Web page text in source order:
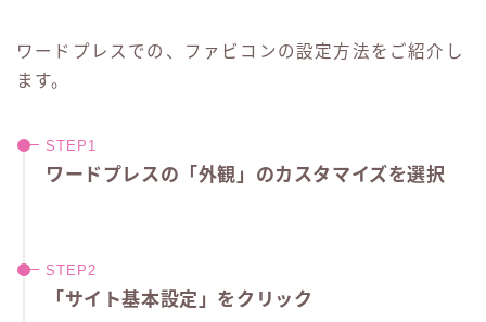
ワードプレスでの、ファビコンの設定方法をご紹介し
ます。
ワードプレスの「外観」のカスタマイズを選択
「サイト基本設定」をクリック